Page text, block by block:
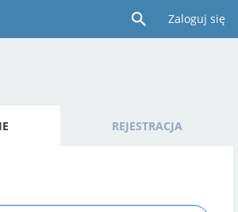
Zaloguj się
REJESTRACJA